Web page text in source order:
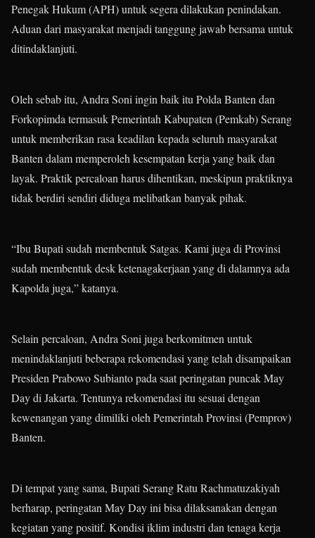
Penegak Hukum (APH) untuk segera dilakukan penindakan.
Aduan dari masyarakat menjadi tanggung jawab bersama untuk
ditindaklanjuti.
Oleh sebab itu, Andra Soni ingin baik itu Polda Banten dan
Forkopimda termasuk Pemerintah Kabupaten (Pemkab) Serang
untuk memberikan rasa keadilan kepada seluruh masyarakat
Banten dalam memperoleh kesempatan kerja yang baik dan
layak. Praktik percaloan harus dihentikan, meskipun praktiknya
tidak berdiri sendiri diduga melibatkan banyak pihak.
“Ibu Bupati sudah membentuk Satgas. Kami juga di Provinsi
sudah membentuk desk ketenagakerjaan yang di dalamnya ada
Kapolda juga,” katanya.
Selain percaloan, Andra Soni juga berkomitmen untuk
menindaklanjuti beberapa rekomendasi yang telah disampaikan
Presiden Prabowo Subianto pada saat peringatan puncak May
Day di Jakarta. Tentunya rekomendasi itu sesuai dengan
kewenangan yang dimiliki oleh Pemerintah Provinsi (Pemprov)
Banten.
Di tempat yang sama, Bupati Serang Ratu Rachmatuzakiyah
berharap, peringatan May Day ini bisa dilaksanakan dengan
kegiatan yang positif. Kondisi iklim industri dan tenaga kerja